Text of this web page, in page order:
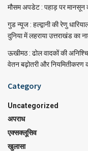
मौसम अपडेट : पहाड़ पर मानसून
गुड न्यूज : हल्द्वानी की रेणु
दुनिया में लहराया उत्तराखंड का
ऊखीमठ : ढोल वादकों की
वेतन बढ़ोतरी और नियमितीकरण
Category
Uncategorized
अपराध
एक्सक्लूसिव
खुलासा